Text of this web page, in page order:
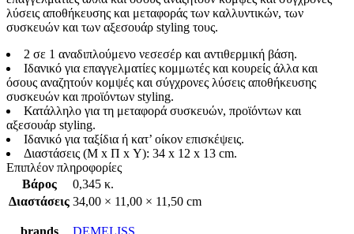
λύσεις αποθήκευσης και μεταφοράς των καλλυντικών, των
συσκευών και των αξεσουάρ styling τους.
2 σε 1 αναδιπλούμενο νεσεσέρ και αντιθερμική βάση.
Ιδανικό για επαγγελματίες κομμωτές και κουρείς άλλα και
όσους αναζητούν κομψές και σύγχρονες λύσεις αποθήκευσης
συσκευών και προϊόντων styling.
Κατάλληλο για τη μεταφορά συσκευών, προϊόντων και
αξεσουάρ styling.
Ιδανικό για ταξίδια ή κατ’ οίκoν επισκέψεις.
Διαστάσεις (Μ x Π x Υ): 34 x 12 x 13 cm.
Επιπλέον πληροφορίες
Βάρος
0,345 κ.
Διαστάσεις 34,00 × 11,00 × 11,50 cm
brands DEMELISS